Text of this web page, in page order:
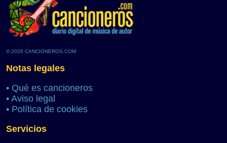
© 2026 CANCIONEROS.COM
Notas legales
• Qué es cancioneros
• Aviso legal
• Política de cookies
Servicios